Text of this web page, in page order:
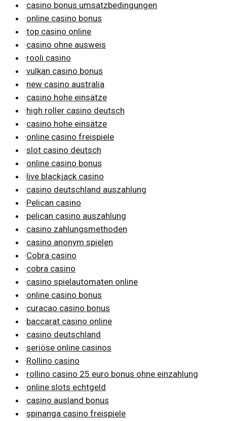
·casino bonus umsatzbedingungen
·online casino bonus
·top casino online
·casino ohne ausweis
·rooli casino
·vulkan casino bonus
·new casino australia
·casino hohe einsätze
·high roller casino deutsch
·casino hohe einsätze
·online casino freispiele
·slot casino deutsch
·online casino bonus
·live blackjack casino
·casino deutschland auszahlung
·Pelican casino
·pelican casino auszahlung
·casino zahlungsmethoden
·casino anonym spielen
·Cobra casino
·cobra casino
·casino spielautomaten online
·online casino bonus
·curacao casino bonus
·baccarat casino online
·casino deutschland
·seriöse online casinos
·Rollino casino
·rollino casino 25 euro bonus ohne einzahlung
·online slots echtgeld
·casino ausland bonus
·spinanga casino freispiele